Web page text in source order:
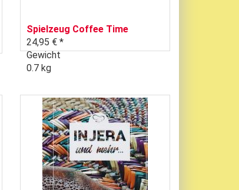
Spielzeug Coffee Time
24,95 € *
Gewicht
0.7 kg